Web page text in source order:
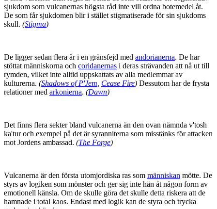
sjukdom som vulcanernas högsta råd inte vill ordna botemedel åt.
De som får sjukdomen blir i stället stigmatiserade för sin sjukdoms
skull. (Stigma)
De ligger sedan flera år i en gränsfejd med andorianerna. De har
stöttat människorna och coridanernas i deras strävanden att nå ut till
rymden, vilket inte alltid uppskattats av alla medlemmar av
kulturerna. (Shadows of P'Jem Cease Fire) Dessutom har de frysta
relationer med arkonierna. (Dawn)
Det finns flera sekter bland vulcanerna än den ovan nämnda v'tosh
ka'tur och exempel på det är syranniterna som misstänks för attacken
mot Jordens ambassad. (The Forge)
Vulcanerna är den första utomjordiska ras som människan mötte. De
styrs av logiken som mönster och ger sig inte hän åt någon form av
emotionell känsla. Om de skulle göra det skulle detta riskera att de
hamnade i total kaos. Endast med logik kan de styra och trycka